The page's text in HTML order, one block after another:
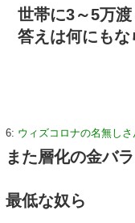
世帯に3～5万
答えは何にもな
6: ウィズコロナの名無しさ
また層化の金バ
最低な奴ら